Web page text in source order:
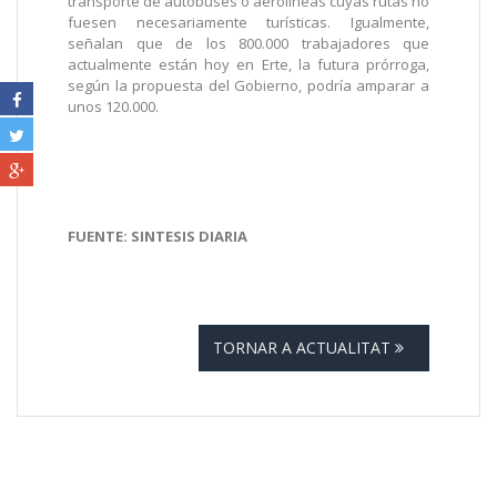
fuesen necesariamente turísticas. Igualmente,
señalan que de los 800.000 trabajadores que
actualmente están hoy en Erte, la futura prórroga,
según la propuesta del Gobierno, podría amparar a
unos 120.000.
FUENTE: SINTESIS DIARIA
TORNAR A ACTUALITAT